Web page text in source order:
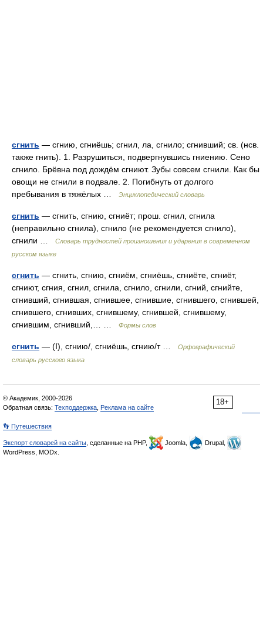
сгнить — сгнию, сгниёшь; сгнил, ла, сгнило; сгнивший; св. (нсв.
также гнить). 1. Разрушиться, подвергнувшись гниению. Сено
сгнило. Брёвна под дождём сгниют. Зубы совсем сгнили. Как бы
овощи не сгнили в подвале. 2. Погибнуть от долгого
пребывания в тяжёлых …
Энциклопедический словарь
сгнить — сгнить, сгнию, сгниёт; прош. сгнил, сгнила
(неправильно сгнила), сгнило (не рекомендуется сгнило),
сгнили …
Словарь трудностей произношения и ударения в современном
русском языке
сгнить — сгнить, сгнию, сгниём, сгниёшь, сгниёте, сгниёт,
сгниют, сгния, сгнил, сгнила, сгнило, сгнили, сгний, сгнийте,
сгнивший, сгнившая, сгнившее, сгнившие, сгнившего, сгнившей,
сгнившего, сгнивших, сгнившему, сгнившей, сгнившему,
сгнившим, сгнивший,… …
Формы слов
сгнить — (I), сгнию/, сгниёшь, сгнию/т …
Орфографический
словарь русского языка
18+
© Академик, 2000-2026
Обратная связь: Техподдержка Реклама на сайте
👣 Путешествия
Экспорт словарей на сайты , сделанные на PHP, Joomla,
Drupal,
WordPress, MODx.